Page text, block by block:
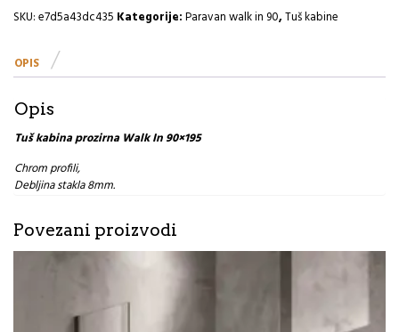
Walk
90×195
SKU:e7d5a43dc435 Kategorije:Paravan walk in 90,Tuš kabine
OPIS
Opis
Tuš kabina prozirna Walk In 90×195
Chrom profili,
Debljina stakla 8mm.
Povezani proizvodi